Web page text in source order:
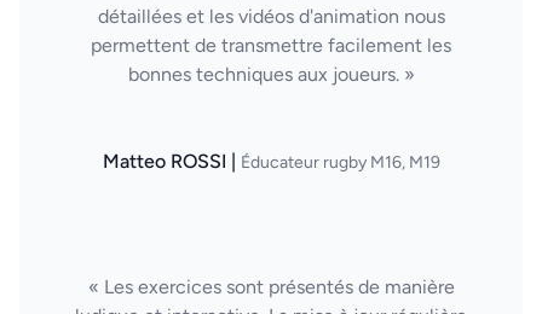
détaillées et les vidéos d'animation nous
permettent de transmettre facilement les
bonnes techniques aux joueurs. »
Matteo ROSSI | Éducateur rugby M16, M19
« Les exercices sont présentés de manière